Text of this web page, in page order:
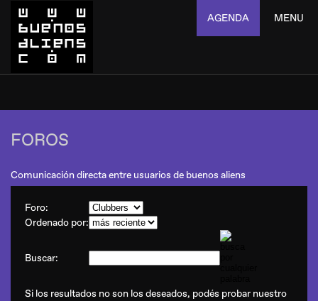
AGENDA MENU
FOROS
Comunicación directa entre usuarios de buenos aliens
Foro:
Ordenado por:
Buscar:
Si los resultados no son los deseados, podés probar nuestro